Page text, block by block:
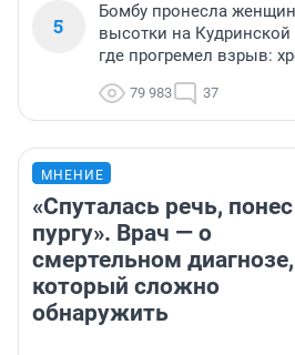
5
Бомбу пронесла
высотки на
где прогремел взрыв:
79 983 37
МНЕНИЕ
«Спуталась речь, понес
пургу». Врач — о
смертельном диагнозе,
который сложно
обнаружить